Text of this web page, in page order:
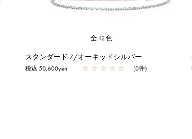
全12色
スタンダード Z/オーキッドシルバー
税込 50,600yen ☆ ☆ ☆ ☆ ☆ (0件)